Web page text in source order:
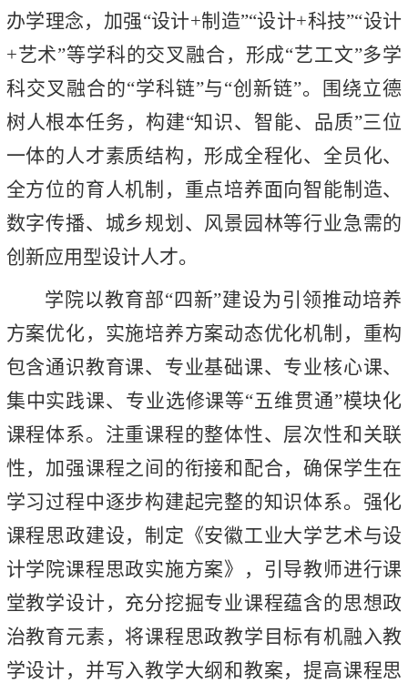
办学理念，加强“设计+制造”“设计+科技”“设计
+艺术”等学科的交叉融合，形成“艺工文”多学
科交叉融合的“学科链”与“创新链”。围绕立德
树人根本任务，构建“知识、智能、品质”三位
一体的人才素质结构，形成全程化、全员化、
全方位的育人机制，重点培养面向智能制造、
数字传播、城乡规划、风景园林等行业急需的
创新应用型设计人才。
学院以教育部“四新”建设为引领推动培养
方案优化，实施培养方案动态优化机制，重构
包含通识教育课、专业基础课、专业核心课、
集中实践课、专业选修课等“五维贯通”模块化
课程体系。注重课程的整体性、层次性和关联
性，加强课程之间的衔接和配合，确保学生在
学习过程中逐步构建起完整的知识体系。强化
课程思政建设，制定《安徽工业大学艺术与设
计学院课程思政实施方案》，引导教师进行课
堂教学设计，充分挖掘专业课程蕴含的思想政
治教育元素，将课程思政教学目标有机融入教
学设计，并写入教学大纲和教案，提高课程思